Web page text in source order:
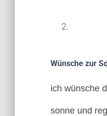
Wünsche zur
ich wünsche
sonne und